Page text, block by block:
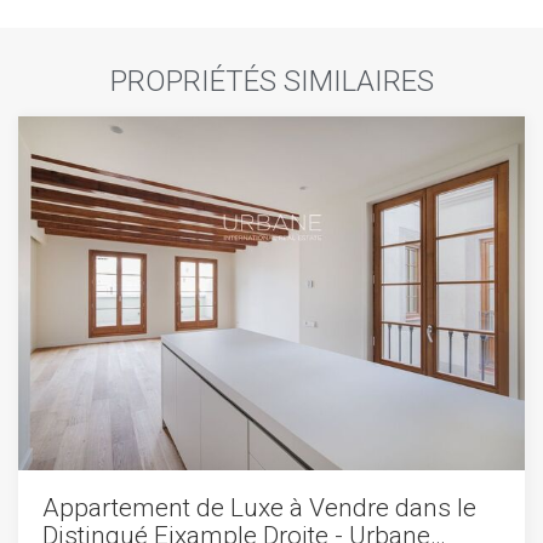
PROPRIÉTÉS SIMILAIRES
Appartement de Luxe à Vendre dans le
Distingué Eixample Droite - Urbane